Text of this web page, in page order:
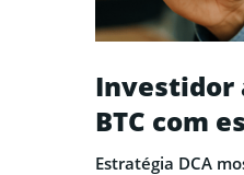
Investidor
BTC com
Estratégia DCA